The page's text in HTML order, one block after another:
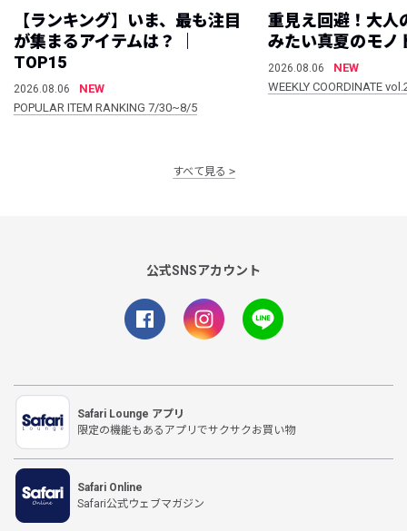
【ランキング】いま、最も注目
が集まるアイテムは？ ｜
TOP15
2026.08.06
NEW
POPULAR ITEM RANKING 7/30~8/5
重見え回避！大人
みたい真夏のモノ
2026.08.06
NEW
WEEKLY COORDINATE
すべて見る
公式SNSアカウント
Safari Lounge アプリ
限定の機能もあるアプリでサクサクお買い物
Safari Online
Safari公式ウェブマガジン